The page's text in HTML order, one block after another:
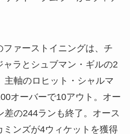
ァーストイニングは、チ
ャラとシュブマン・ギルの2
主軸のロヒット・シャルマ
オーバーで10アウト。オー
差の244ランも終了。オース
ミンズが4ウィケットを獲得